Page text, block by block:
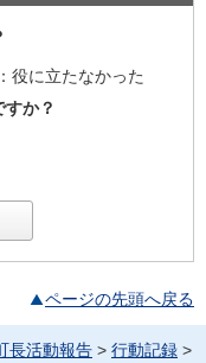
役に立たなかった
か？
ページの先頭へ戻る
長活動報告 > 行動記録 >